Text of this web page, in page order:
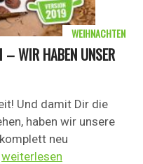
– WIR HABEN UNSER
Und damit Dir die
haben wir unsere
neu
weiterlesen
WEIHNACHTEN